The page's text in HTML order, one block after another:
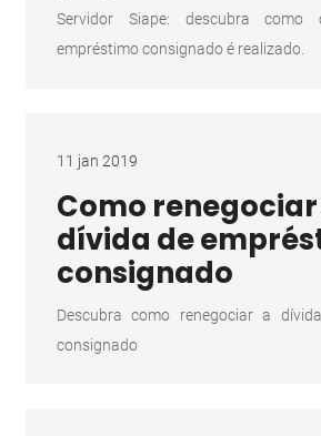
Servidor Siape: descubra
empréstimo consignado é realizado.
11 jan 2019
Como
dívida de
consignado
Descubra como renegociar a
consignado